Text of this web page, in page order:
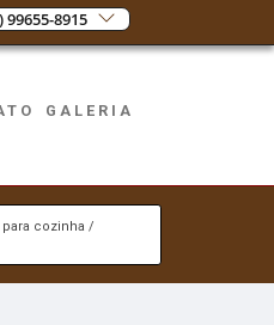
99655-8915
GALERIA
cozinha